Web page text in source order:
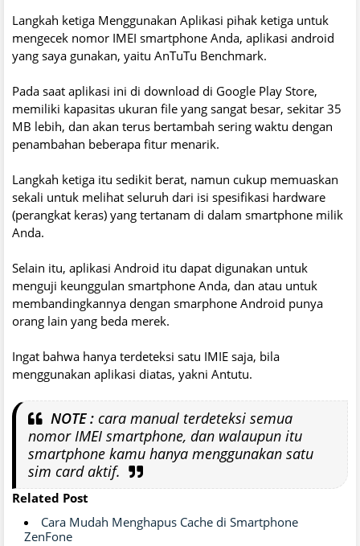
Langkah ketiga Menggunakan Aplikasi pihak ketiga untuk
mengecek nomor IMEI smartphone Anda, aplikasi android
yang saya gunakan, yaitu AnTuTu Benchmark.
Pada saat aplikasi ini di download di Google Play Store,
memiliki kapasitas ukuran file yang sangat besar, sekitar 35
MB lebih, dan akan terus bertambah sering waktu dengan
penambahan beberapa fitur menarik.
Langkah ketiga itu sedikit berat, namun cukup memuaskan
sekali untuk melihat seluruh dari isi spesifikasi hardware
(perangkat keras) yang tertanam di dalam smartphone milik
Anda.
Selain itu, aplikasi Android itu dapat digunakan untuk
menguji keunggulan smartphone Anda, dan atau untuk
membandingkannya dengan smarphone Android punya
orang lain yang beda merek.
Ingat bahwa hanya terdeteksi satu IMIE saja, bila
menggunakan aplikasi diatas, yakni Antutu.
NOTE : cara manual terdeteksi semua
nomor IMEI smartphone, dan walaupun itu
smartphone kamu hanya menggunakan satu
sim card aktif.
Related Post
Cara Mudah Menghapus Cache di Smartphone
ZenFone